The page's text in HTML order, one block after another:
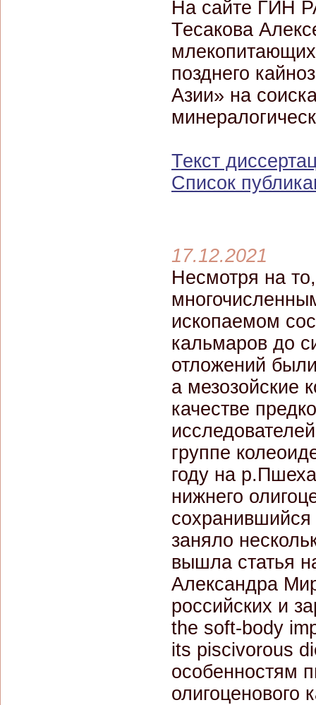
На сайте ГИН
Тесакова
млекопитающих
позднего
Азии» на
Текст
Список
17.12.2021
Несмотря на
ископаемом
кальмаров до
отложений
а мезозойские
качестве
группе
году на
нижнего
сохранившийся
заняло
вышла статья
Александра
российских и
the soft-body
its piscivorous
особенностям
олигоценового